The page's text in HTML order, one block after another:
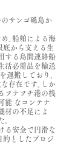
サンゴ礁島か
､船舶による海
底から支える生
する島間連絡船
活必需品を輸送
運搬しており､
存在です｡しか
フナフチ港の桟
能 なコンテナ
材の不足によ
｡
る安全で円滑な
的としたプロジ